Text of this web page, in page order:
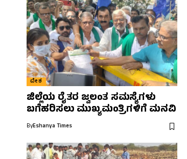
ದೇಶ
ಜಿಲ್ಲೆಯ ರೈತರ ಜ್ವಲಂತ ಸಮಸ್ಯೆಗಳು
ಬಗೆಹರಿಸಲು ಮುಖ್ಯಮಂತ್ರಿಗಳಿಗೆ ಮನವಿ
ByEshanya Times